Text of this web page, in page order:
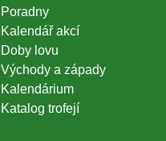
Poradny
Kalendář akcí
Doby lovu
Východy a západy
Kalendárium
Katalog trofejí